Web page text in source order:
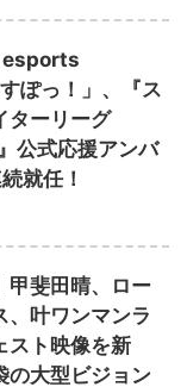
esports
ぽっ！」、『ス
ターリーグ
公式応援アンバ
就任！
甲斐田晴、ロー
、叶ワンマンラ
スト映像を新
の大型ビジョン